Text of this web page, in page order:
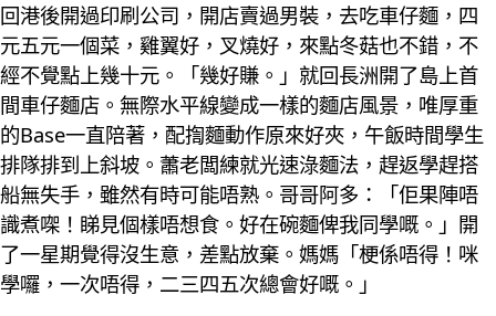
回港後開過印刷公司，開店賣過男裝，去吃車仔麵，四
元五元一個菜，雞翼好，叉燒好，來點冬菇也不錯，不
經不覺點上幾十元。「幾好賺。」就回長洲開了島上首
間車仔麵店。無際水平線變成一樣的麵店風景，唯厚重
的Base一直陪著，配揈麵動作原來好夾，午飯時間學生
排隊排到上斜坡。蕭老闆練就光速淥麵法，趕返學趕搭
船無失手，雖然有時可能唔熟。哥哥阿多：「佢果陣唔
識煮㗎！睇見個樣唔想食。好在碗麵俾我同學嘅。」開
了一星期覺得沒生意，差點放棄。媽媽「梗係唔得！咪
學囉，一次唔得，二三四五次總會好嘅。」